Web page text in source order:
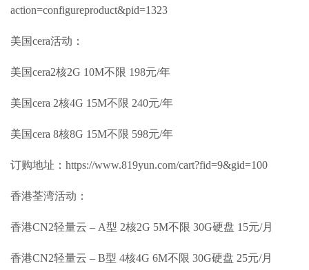
action=configureproduct&pid=1323
美国cera活动：
美国cera2核2G 10M不限 198元/年
美国cera 2核4G 15M不限 240元/年
美国cera 8核8G 15M不限 598元/年
订购地址：https://www.819yun.com/cart?fid=9&gid=100
香港荃湾活动：
香港CN2轻量云 – A型 2核2G 5M不限 30G硬盘 15元/月
香港CN2轻量云 – B型 4核4G 6M不限 30G硬盘 25元/月